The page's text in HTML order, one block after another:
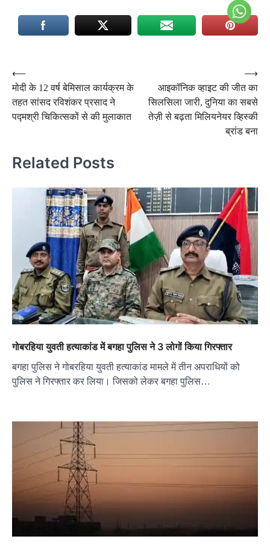
Post
navigation
⟵
मोदी के 12 वर्ष बेमिसाल कार्यक्रम के
तहत सांसद रविशंकर प्रसाद ने
पद्मश्री चिकित्सकों से की मुलाकात
आइकॉनिक व्हाइट की जीत का
सिलसिला जारी, दुनिया का सबसे
तेज़ी से बढ़ता मिलियनेयर व्हिस्की
ब्रांड बना
⟶
Related Posts
गोबरहिया युवती हत्याकांड में बगहा पुलिस ने 3 लोगों किया गिरफ्तार
बगहा पुलिस ने गोबरहिया युवती हत्याकांड मामले में तीन अपराधियों को
पुलिस ने गिरफ्तार कर लिया। जिसको लेकर बगहा पुलिस…